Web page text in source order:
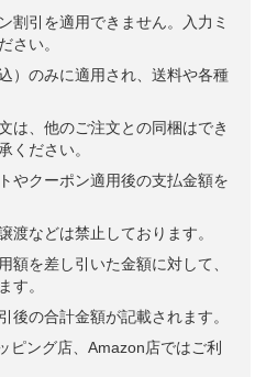
割引を適用できません。入力ミ
さい。
）のみに適用され、送料や各種
は、他のご注文との同梱はでき
ください。
やクーポン適用後の支払金額を
渡などは禁止しております。
額を差し引いた金額に対して、
す。
後の合計金額が記載されます。
ピング店、Amazon店ではご利